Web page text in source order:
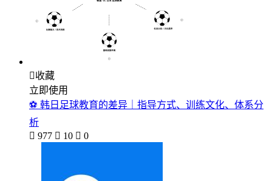
收藏
立即使用
⚽ 韩日足球教育的差异｜指导方式、训练文化、体系分
析
 977  10  0